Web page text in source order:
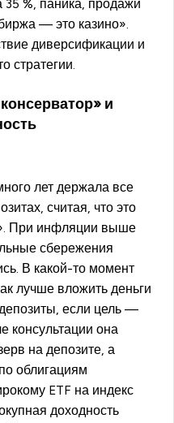
35 %, паника, продажи
— это казино».
диверсификации и
стратегии.
и
лет держала все
считая, что это
При инфляции выше
сбережения
В какой-то момент
лучше вложить деньги
если цель —
консультации она
на депозите, а
облигациям
ETF на индекс
доходность